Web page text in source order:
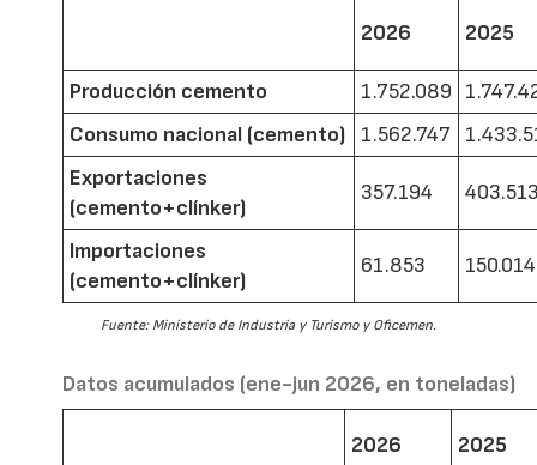
2026 2025
Producción cemento 1.752.089
Consumo nacional (cemento)
1.562.747
Exportaciones
(cemento+clínker)
357.194
Importaciones
(cemento+clínker)
61.853 150.014
Fuente: Ministerio de Industria y Turismo y Oficemen.
Datos acumulados (ene-jun 2026, en toneladas)
2026 2025